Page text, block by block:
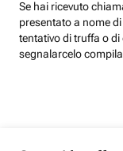
Se hai ricevuto
presentato a nome
tentativo di truffa o
segnalarcelo